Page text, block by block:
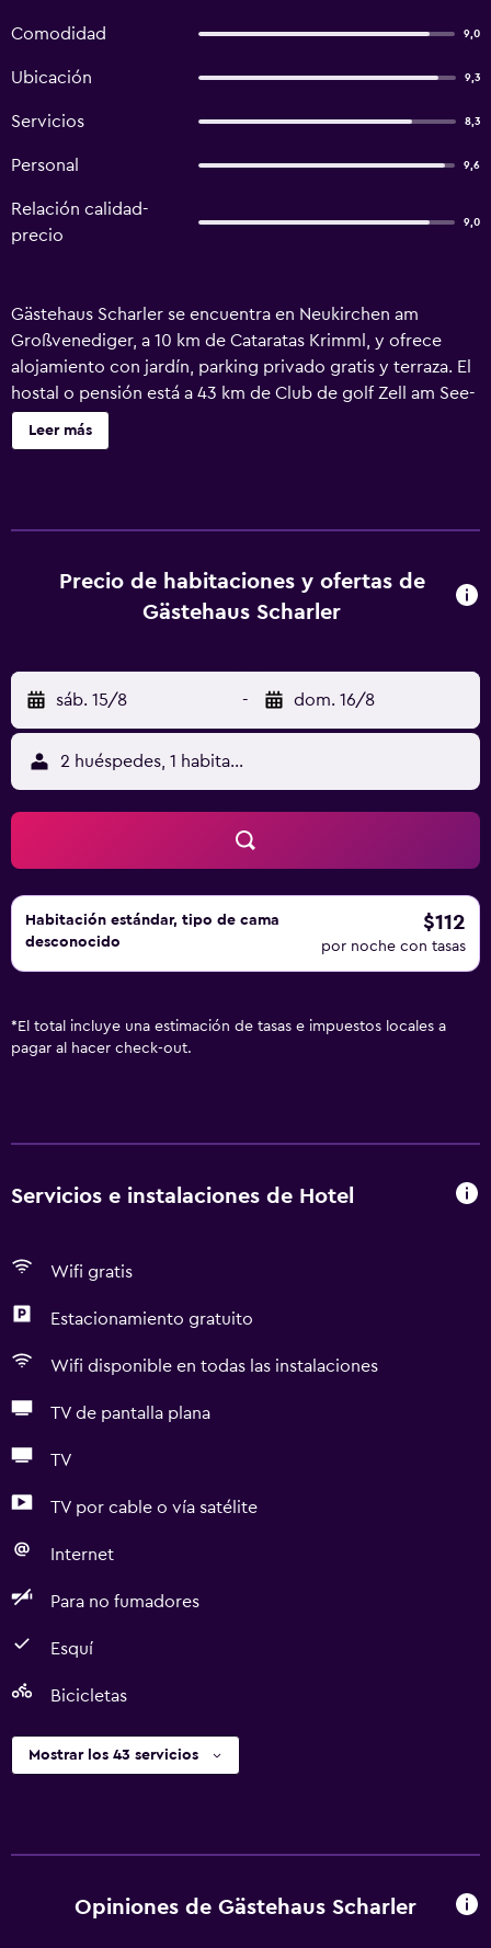
Comodidad 9,0
Ubicación 9,3
Servicios 8,3
Personal 9,6
Relación calidad-
precio
9,0
Gästehaus Scharler se encuentra en Neukirchen am
Großvenediger, a 10 km de Cataratas Krimml, y ofrece
alojamiento con jardín, parking privado gratis y terraza. El
hostal o pensión está a 43 km de Club de golf Zell am See-
Kaprun y a 49 km de Casino Kitzbuhel, y dispone de
guardaesquíes. El hostal o pensión libre de humo ofrece
clientela puede practicar actividades en Neukirchen am
Großvenediger y alrededores, como senderismo, esquí y
km. El aeropuerto (Aeropuerto de Innsbruck) está a 103
km.
Leer más
Precio de habitaciones y ofertas de
Gästehaus Scharler
sáb. 15/8 - dom. 16/8
2 huéspedes, 1 habitación
Habitación estándar, tipo de cama
desconocido
$112
por noche con tasas
* El total incluye una estimación de tasas e impuestos locales a
pagar al hacer check-out.
Servicios e instalaciones de Hotel
Wifi gratis
Estacionamiento gratuito
Wifi disponible en todas las instalaciones
TV de pantalla plana
TV
TV por cable o vía satélite
Internet
Para no fumadores
Esquí
Bicicletas
Mostrar los 43 servicios
Opiniones de Gästehaus Scharler